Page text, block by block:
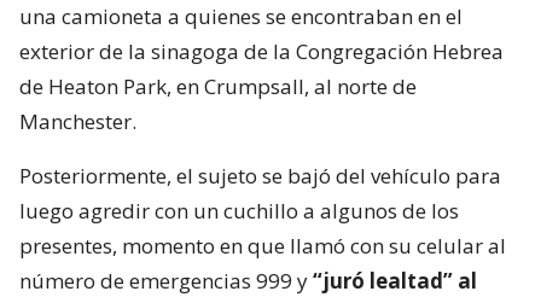
una camioneta a quienes se encontraban en el
exterior de la sinagoga de la Congregación Hebrea
de Heaton Park, en Crumpsall, al norte de
Manchester.
Posteriormente, el sujeto se bajó del vehículo para
luego agredir con un cuchillo a algunos de los
presentes, momento en que llamó con su celular al
número de emergencias 999 y“juró lealtad” al